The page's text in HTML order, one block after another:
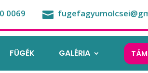
0069 
FÜGÉK GALÉRIA